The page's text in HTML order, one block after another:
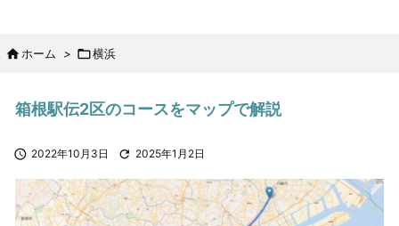
 ホーム > 横浜
箱根駅伝2区のコースをマップで解説
 2022年10月3日  2025年1月2日